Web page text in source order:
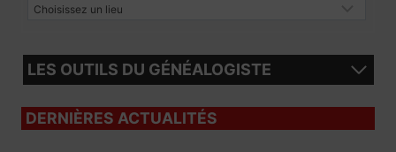
LES OUTILS DU GÉNÉALOGISTE
DERNIÈRES ACTUALITÉS